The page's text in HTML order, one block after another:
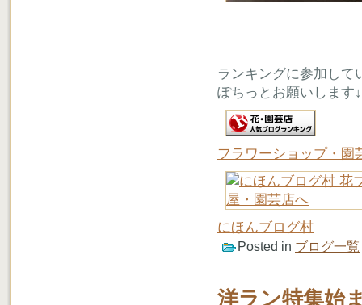
ランキングに参加して
ぽちっとお願いします↓
フラワーショップ・園
にほんブログ村
Posted in ブログ一覧
洋ラン特集始